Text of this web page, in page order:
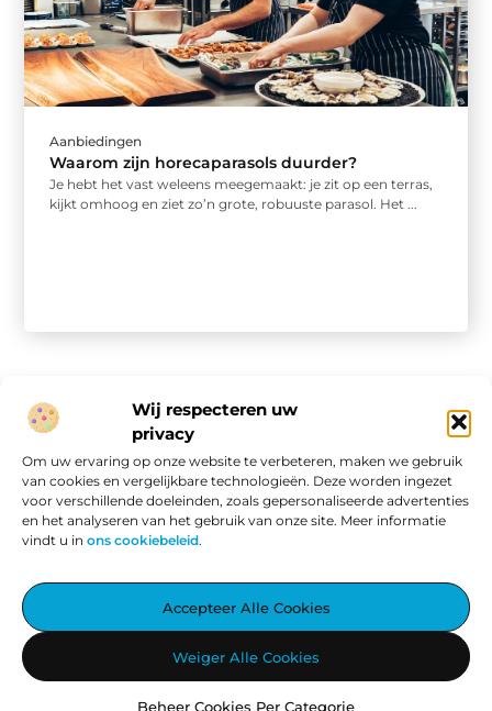
Wij respecteren uw
privacy
Om uw ervaring op onze website te verbeteren, maken we gebruik
van cookies en vergelijkbare technologieën. Deze worden ingezet
voor verschillende doeleinden, zoals gepersonaliseerde advertenties
en het analyseren van het gebruik van onze site. Meer informatie
vindt u in ons cookiebeleid.
Accepteer Alle Cookies
Weiger Alle Cookies
Beheer Cookies Per Categorie
Aanbiedingen
Waarom zijn horecaparasols duurder?
Je hebt het vast weleens meegemaakt: je zit op een terras,
kijkt omhoog en ziet zo’n grote, robuuste parasol. Het ...
Aggiez.nl – Altijd Iets Interessants te Lezen.
Ontdek een wereld vol inspirerende blogs en artikelen, zorgvuldig
geselecteerd om jouw dag te verrijken.
Onze informatie